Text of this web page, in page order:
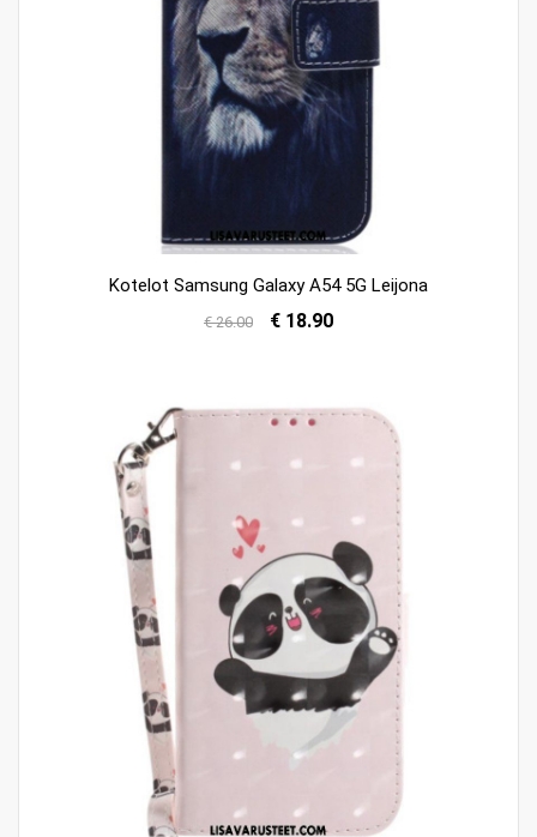
Kotelot Samsung Galaxy A54 5G Leijona
€ 26.00 € 18.90